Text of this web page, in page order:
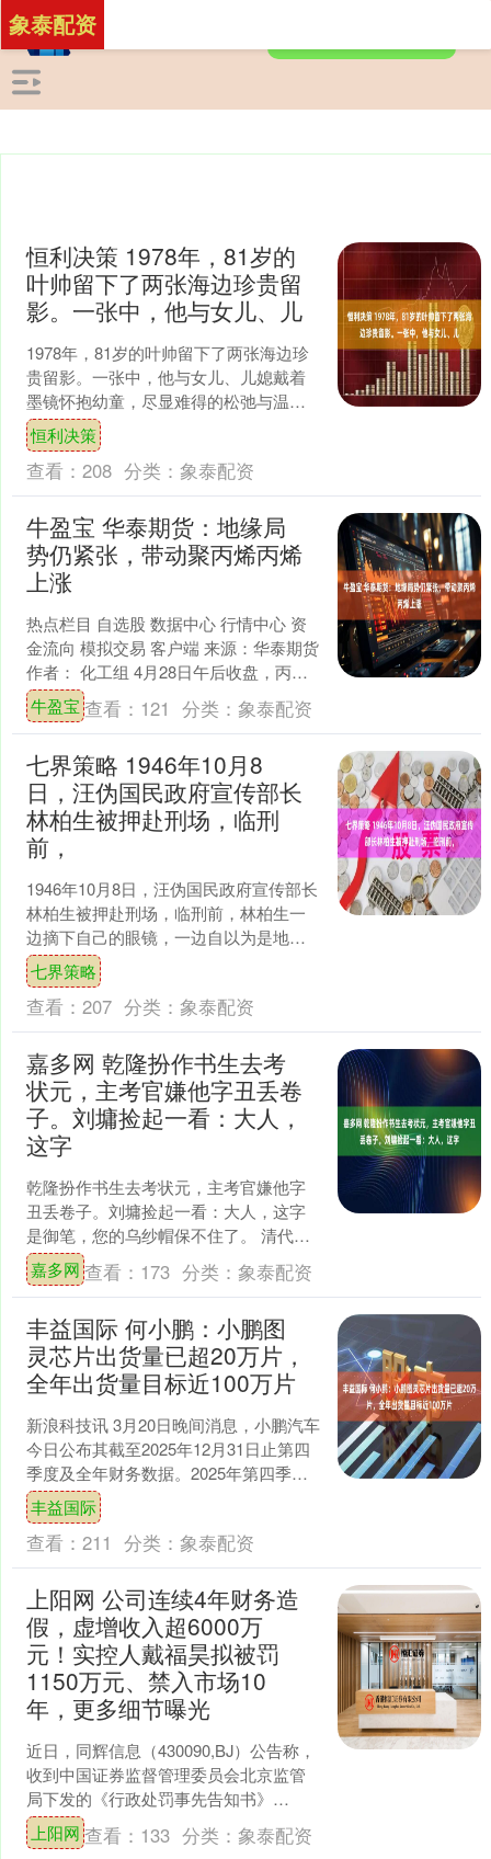
象泰配资
恒利决策 1978年，81岁的
叶帅留下了两张海边珍贵留
影。一张中，他与女儿、儿
1978年，81岁的叶帅留下了两张海边珍
贵留影。一张中，他与女儿、儿媳戴着
墨镜怀抱幼童，尽显难得的松弛与温
情；另一张里，刚游完泳的他被工作人
员搀扶，虽两鬓斑白却....
恒利决策
查看： 208 分类： 象泰配资
牛盈宝 华泰期货：地缘局
势仍紧张，带动聚丙烯丙烯
上涨
热点栏目 自选股 数据中心 行情中心 资
金流向 模拟交易 客户端 来源：华泰期货
作者： 化工组 4月28日午后收盘，丙烯
主力期货合约PL2607上涨3.35%....
牛盈宝 查看： 121 分类： 象泰配资
七界策略 1946年10月8
日，汪伪国民政府宣传部长
林柏生被押赴刑场，临刑
前，
1946年10月8日，汪伪国民政府宣传部长
林柏生被押赴刑场，临刑前，林柏生一
边摘下自己的眼镜，一边自以为是地对
身后的执行官说道：听闻听说上次思平
先生受刑之后，你....
七界策略
查看： 207 分类： 象泰配资
嘉多网 乾隆扮作书生去考
状元，主考官嫌他字丑丢卷
子。刘墉捡起一看：大人，
这字
乾隆扮作书生去考状元，主考官嫌他字
丑丢卷子。刘墉捡起一看：大人，这字
是御笔，您的乌纱帽保不住了。 清代科
场向来把书法看得极重，乾隆朝尤甚。
读卷官评卷，落笔先看字....
嘉多网 查看： 173 分类： 象泰配资
丰益国际 何小鹏：小鹏图
灵芯片出货量已超20万片，
全年出货量目标近100万片
新浪科技讯 3月20日晚间消息，小鹏汽车
今日公布其截至2025年12月31日止第四
季度及全年财务数据。2025年第四季
度，小鹏汽车营收达222.5亿元，同比增
长....
丰益国际
查看： 211 分类： 象泰配资
上阳网 公司连续4年财务造
假，虚增收入超6000万
元！实控人戴福昊拟被罚
1150万元、禁入市场10
年，更多细节曝光
近日，同辉信息（430090,BJ）公告称，
收到中国证券监督管理委员会北京监管
局下发的《行政处罚事先告知书》
（〔2025〕12 号）。 《行政处罚事先告
知书》显....
上阳网 查看： 133 分类： 象泰配资